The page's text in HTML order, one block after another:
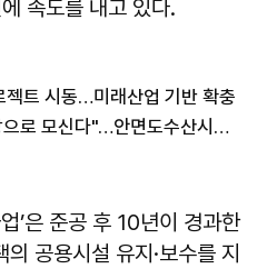
속도를 내고 있다.
트 시동…미래산업 기반 확충
태안군, "박람회 손님, 시장으로 모신다"…안면도수산시장 '봄 수산물 대잔치'
’은 준공 후 10년이 경과한
공용시설 유지·보수를 지